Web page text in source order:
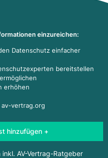
einzureichen:
Datenschutz einfacher
bereitstellen
erhöhen
av-vertrag.org
hinzufügen +
AV-Vertrag-Ratgeber